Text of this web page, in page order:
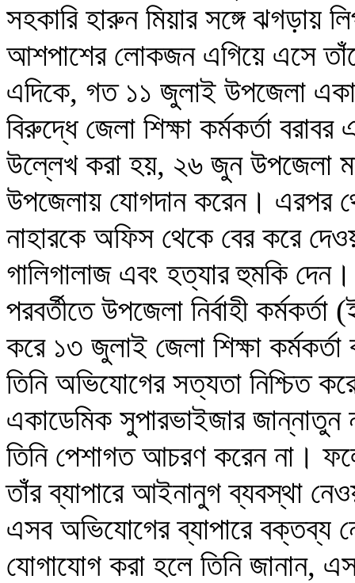
সহকারি হারুন মিয়ার সঙ্গে ঝগড়ায়
আশপাশের লোকজন এগিয়ে এসে
এদিকে, গত ১১ জুলাই উপজেলা
বিরুদ্ধে জেলা শিক্ষা কর্মকর্তা
উল্লেখ করা হয়, ২৬ জুন উপজেলা
উপজেলায় যোগদান করেন। এরপর
নাহারকে অফিস থেকে বের করে
গালিগালাজ এবং হত্যার হুমকি
পরবর্তীতে উপজেলা নির্বাহী
করে ১৩ জুলাই জেলা শিক্ষা
তিনি অভিযোগের সত্যতা নিশ্চিত
একাডেমিক সুপারভাইজার জান্নাতুন
তিনি পেশাগত আচরণ করেন না।
তাঁর ব্যাপারে আইনানুগ ব্যবস্থা
এসব অভিযোগের ব্যাপারে বক্তব্য
যোগাযোগ করা হলে তিনি জানান,